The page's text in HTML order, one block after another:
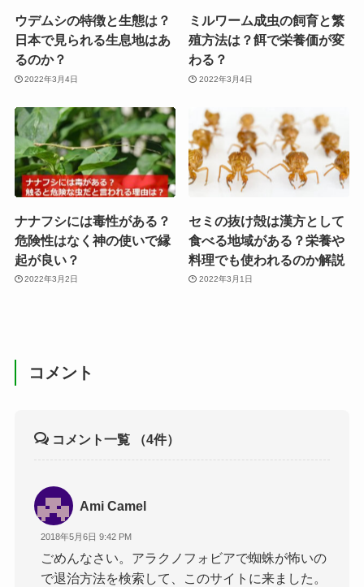
ウデムシの特徴と生態は？
日本で見られる生息地はあ
るのか？
2022年3月4日
ミルワーム成虫の飼育と繁
殖方法は？餌で栄養価が変
わる？
2022年3月4日
ナナフシには毒性がある？
危険性はなく神の使いで縁
起が良い？
2022年3月2日
セミの抜け殻は漢方として
食べる地域がある？栄養や
料理でも使われるのか解説
2022年3月1日
コメント
コメント一覧 （4件）
Ami Camel
2018年5月6日 9:42 PM
ごめんなさい。アラクノフォビアで蜘蛛が怖いの
で退治方法を検索して、このサイトに来ました。